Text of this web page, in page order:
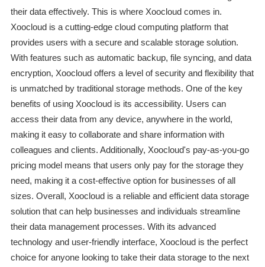
their data effectively. This is where Xoocloud comes in.
Xoocloud is a cutting-edge cloud computing platform that
provides users with a secure and scalable storage solution.
With features such as automatic backup, file syncing, and data
encryption, Xoocloud offers a level of security and flexibility that
is unmatched by traditional storage methods. One of the key
benefits of using Xoocloud is its accessibility. Users can
access their data from any device, anywhere in the world,
making it easy to collaborate and share information with
colleagues and clients. Additionally, Xoocloud's pay-as-you-go
pricing model means that users only pay for the storage they
need, making it a cost-effective option for businesses of all
sizes. Overall, Xoocloud is a reliable and efficient data storage
solution that can help businesses and individuals streamline
their data management processes. With its advanced
technology and user-friendly interface, Xoocloud is the perfect
choice for anyone looking to take their data storage to the next